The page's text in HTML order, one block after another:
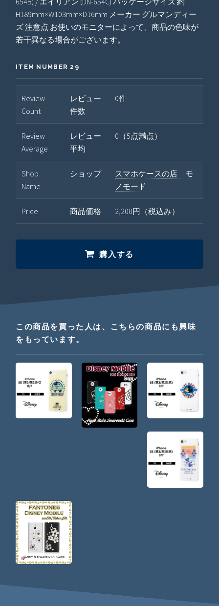
H189mm×W103mm×D16mm メーカー グルマンディー
ズ 注意点 お使いのモニターによって、商品の色味が
若干異なる場合がございます。
ITEM NUMBER 29
Review
Count
レビュー
件数
0件
Review
Average
レビュー
平均
0（5点満点）
Shop
Name
ショップ
スマホケースの店 モ
ノモード
Price 商品価格 2,200円（税込み）
購入する
この商品を買った人は、こちらの商品にも興味
をもっています。